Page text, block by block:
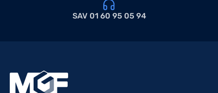
SAV 01 60 95 05 94